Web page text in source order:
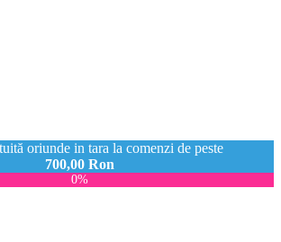
oriunde in tara la comenzi de peste
700,00 Ron
0%